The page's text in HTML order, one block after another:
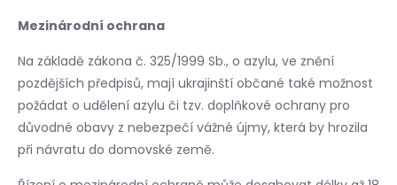
Mezinárodní ochrana
Na základě zákona č. 325/1999 Sb., o azylu, ve znění
pozdějších předpisů, mají ukrajinští občané také možnost
požádat o udělení azylu či tzv. doplňkové ochrany pro
důvodné obavy z nebezpečí vážné újmy, která by hrozila
při návratu do domovské země.